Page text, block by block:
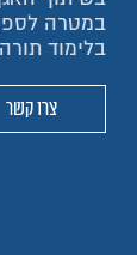
במטרה
בלימוד
צרו קשר